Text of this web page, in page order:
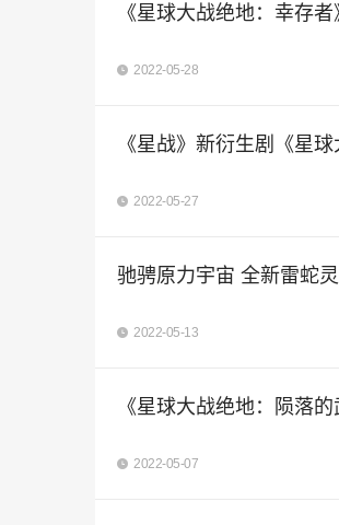
《星球大战绝地：幸存
2022-05-28
《星战》新衍生剧《星
2022-05-27
驰骋原力宇宙 全新雷蛇
2022-05-13
《星球大战绝地：陨落
2022-05-07